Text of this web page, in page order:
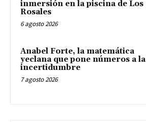
inmersión en la piscina de Los
Rosales
6 agosto 2026
Anabel Forte, la matemática
yeclana que pone números a la
incertidumbre
7 agosto 2026